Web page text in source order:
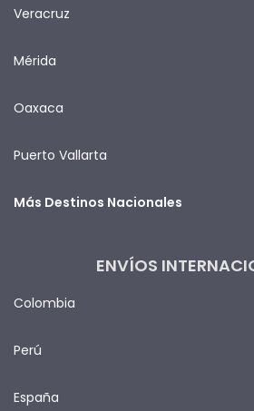
Veracruz
Mérida
Oaxaca
Puerto Vallarta
Más Destinos Nacionales
ENVÍOS
Colombia
Perú
España